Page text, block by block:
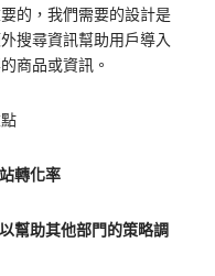
的，我們需要的設計是
搜尋資訊幫助用戶導入
商品或資訊。
轉化率
幫助其他部門的策略調